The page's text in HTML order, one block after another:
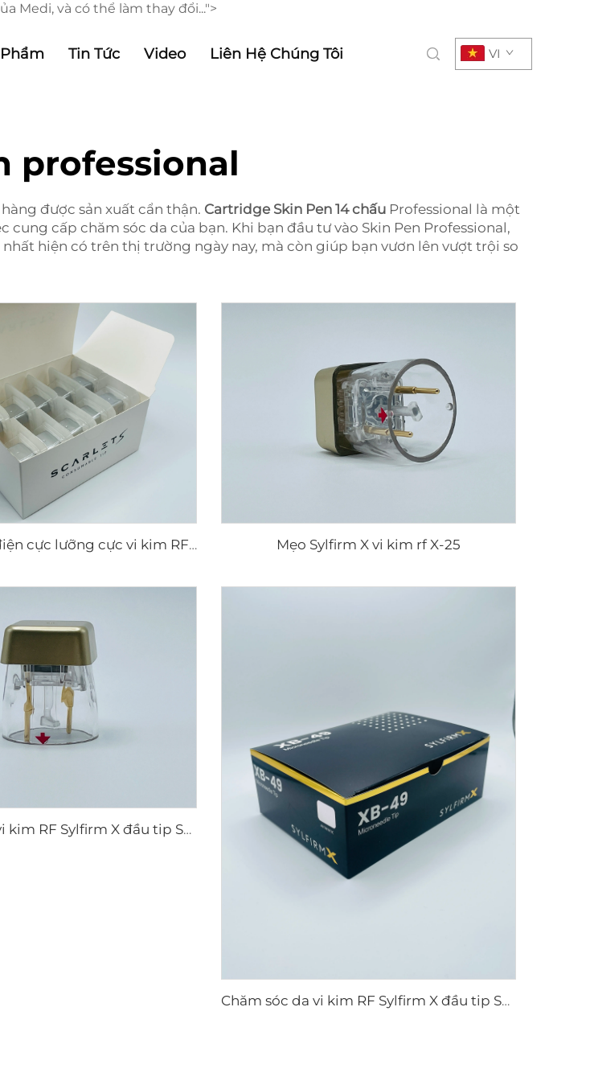
Medi, và có thể làm thay đổi...">
Tin Tức Video Liên Hệ Chúng Tôi VI
professional
được sản xuất cẩn thận. Cartridge Skin Pen 14 chấu Professional là một
cấp chăm sóc da của bạn. Khi bạn đầu tư vào Skin Pen Professional,
hiện có trên thị trường ngày nay, mà còn giúp bạn vươn lên vượt trội so
Đầu tiêu hao điện cực lưỡng cực vi kim RF Scarlet S, 25 châm Mẹo Sylfirm X vi kim rf X-25
Chăm sóc da vi kim RF Sylfirm X đầu tip Sylfirm X X-25
Chăm sóc da vi kim RF Sylfirm X đầu tip Sylfirm X XB-49